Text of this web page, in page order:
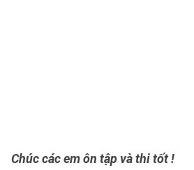
Chúc các em ôn tập và thi tốt !